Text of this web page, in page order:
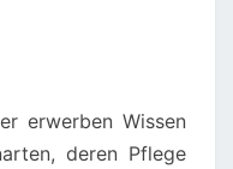
erwerben Wissen
deren Pflege